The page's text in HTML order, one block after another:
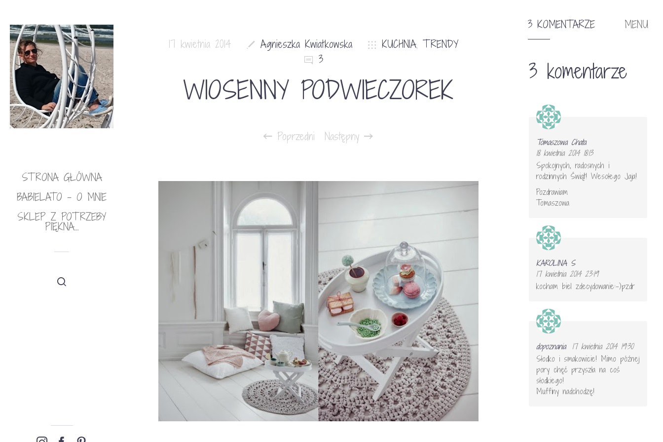
STRONA GŁÓWNA
BABIELATO – O MNIE
SKLEP Z POTRZEBY
PIĘKNA…
17 kwietnia 2014 Agnieszka Kwiatkowska KUCHNIA, TRENDY
3
WIOSENNY PODWIECZOREK
Poprzedni Następny
3 KOMENTARZE MENU
3 komentarze
Tomaszowa Chata
18 kwietnia 2014 18:13
Spokojnych, radosnych i
rodzinnych Świąt! Wesołego Jaja!
Pozdrawiam
Tomaszowa
KAROLINA S
17 kwietnia 2014 23:19
kocham biel zdecydowanie:-)pzdr
dopoznania
17 kwietnia 2014 19:30
Słodko i smakowicie! Mimo późnej
pory chęć przyszła na coś
słodkiego!
Muffiny nadchodzę!